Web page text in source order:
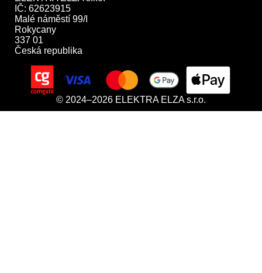
IČ: 62623915
Malé náměstí 99/I
Rokycany
337 01
Česká republika
© 2024–2026 ELEKTRA ELZA s.r.o.